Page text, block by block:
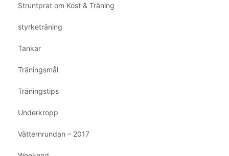
Struntprat om Kost & Träning
styrketräning
Tankar
Träningsmål
Träningstips
Underkropp
Vätternrundan – 2017